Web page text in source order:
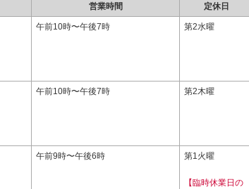
営業時間 定休日
午前10時〜午後7時 第2水曜
午前10時〜午後7時 第2木曜
午前9時〜午後6時 第1火曜
【臨時休業日の